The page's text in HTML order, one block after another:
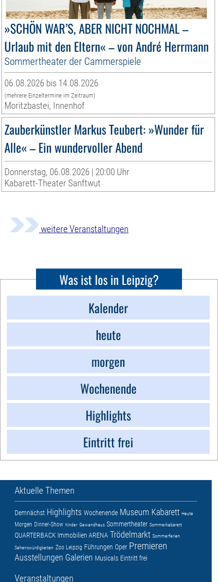
»SCHÖN WAR’S, ABER NICHT NOCHMAL –
Urlaub mit den Eltern« – von André Herrmann
Sommertheater der Cammerspiele
06.08.2026 bis 14.08.2026
(mehrere Einzeltermine im Zeitraum)
Moritzbastei, Innenhof
Zauberkünstler Markus Teubert: »Wunder für
Alle« – Ein wundervoller Abend
Donnerstag, 06.08.2026 | 20:00 Uhr
Kabarett-Theater Sanftwut
weitere Veranstaltungen
Was ist los in Leipzig?
Kalender
heute
morgen
Wochenende
Highlights
Eintritt frei
Aktuelle Themen
Demnächst Highlights Wochenende Museum Kabarett Heute
Morgen Dinner-Show Kinder Gewandhaus Sommertheater Sommerkabarett
QUARTERBACK Immobilien ARENA Trödelmarkt Sommerferien
Sehenswürdigkeiten Zoo Leipzig Führungen Oper Premieren
Ausstellungen Galerien Musicals Eintritt frei
Veranstaltungen